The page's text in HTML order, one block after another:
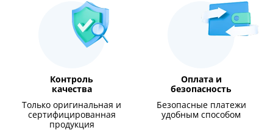
Контроль
качества
Только оригинальная и
сертифицированная
продукция
Оплата и
безопасность
Безопасные платежи
удобным способом